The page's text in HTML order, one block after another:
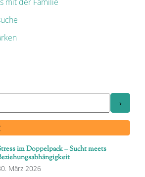
im Doppelpack – Sucht meets
März 2026